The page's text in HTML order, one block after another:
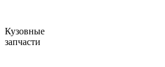
Кузовные
запчасти